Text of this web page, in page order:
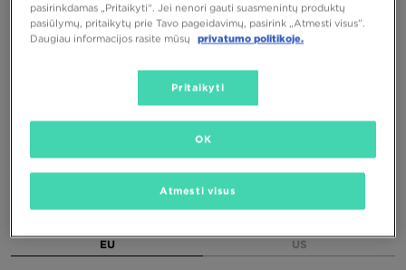
PUIKUS PASIŪLYMAS
Pasirink dydį
EU US
pasirinkdamas „Pritaikyti“. Jei nenori gauti suasmenintų produktų
pasiūlymų, pritaikytų prie Tavo pageidavimų, pasirink „Atmesti visus”.
Daugiau informacijos rasite mūsų
privatumo politikoje.
Pritaikyti
Atmesti visus
OK